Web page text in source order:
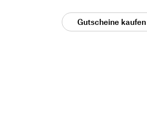
Gutscheine kaufen